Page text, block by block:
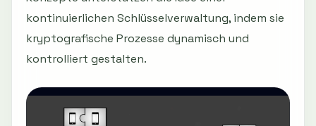
kontinuierlichen Schlüsselverwaltung, indem sie
kryptografische Prozesse dynamisch und
kontrolliert gestalten.